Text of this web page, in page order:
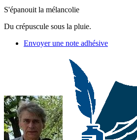
S'épanouit la mélancolie
Du crépuscule sous la pluie.
Envoyer une note adhésive